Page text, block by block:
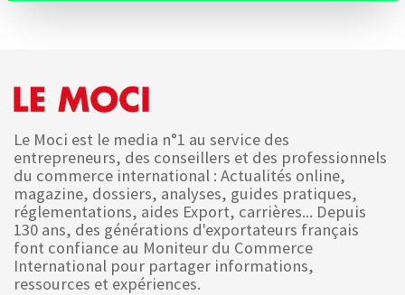
Le Moci est le media n°1 au service des
entrepreneurs, des conseillers et des professionnels
du commerce international : Actualités online,
magazine, dossiers, analyses, guides pratiques,
réglementations, aides Export, carrières... Depuis
130 ans, des générations d'exportateurs français
font confiance au Moniteur du Commerce
International pour partager informations,
ressources et expériences.